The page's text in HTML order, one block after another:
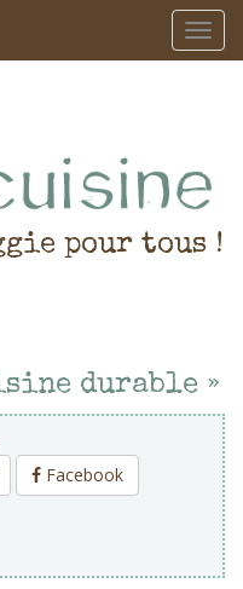
pour tous !
durable »
Facebook